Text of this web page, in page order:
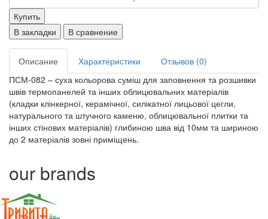
Купить
В закладки
В сравнение
Описание Характеристики
Отзывов (0)
ПСМ-082 – суха кольорова суміш для заповнення та розшивки
швів термопанелей та інших облицювальних матеріалів
(кладки клінкерної, керамічної, силікатної лицьової цегли,
натурального та штучного каменю, облицювальної плитки та
інших стінових матеріалів) глибиною шва від 10мм та шириною
до 2 матеріалів зовні приміщень.
our brands